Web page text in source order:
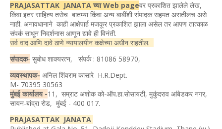
PRAJASATTAK JANATA च्या Web pageवर प्रकाशित झालेले लेख,
किंवा इतर साहित्य तसेच बातम्या किंवा अन्य बाबींशी संपादक सहमत असतीलच असे
नाही. अनावधानाने काही आक्षेपार्ह मजकूर प्रकाशित झाला असेल तर आपण तात्काळ
संपर्क साधून निदर्शनास आणून द्यावे ही विनंती.
सर्व वाद आणि दावे ठाणे न्यायालयीन कक्षेच्या अधीन राहतील.
संपादक- सुबोध शाक्यरत्न, संपर्क : 81086 58970,
व्यवस्थापक- अनिल शिंवराम कासारे H.R.Dept.
M- 70395 30563
मुंबई कार्यालय -11, सम्राट अशोक को-ऑप.हा.सोसायटी, मुकुंदराव आंबेडकर नगर,
सायन-बांद्रा रोड, मुंबई - 400 017.
PRAJASATTAK JANATA